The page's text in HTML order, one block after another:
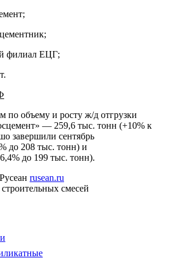
филиал ЕЦГ;
по объему и росту ж/д отгрузки
— 259,6 тыс. тонн (+10% к
завершили сентябрь
до 208 тыс. тонн) и
до 199 тыс. тонн).
rusean.ru
смесей